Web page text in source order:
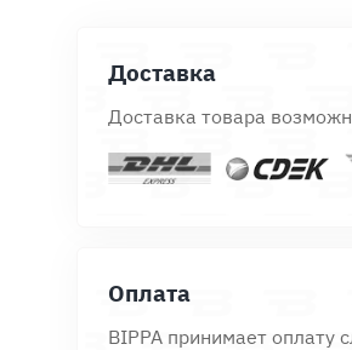
Доставка
Доставка товара
Оплата
BIPPA принимает